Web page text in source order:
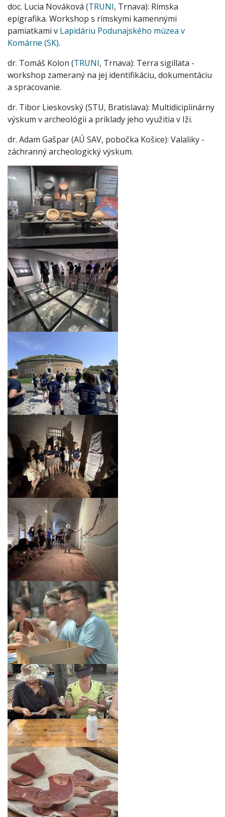
doc. Lucia Nováková (TRUNI, Trnava): Rímska
epigrafika. Workshop s rímskymi kamennými
pamiatkami v Lapidáriu Podunajského múzea v
Komárne (SK).
dr. Tomáš Kolon (TRUNI, Trnava): Terra sigillata -
workshop zameraný na jej identifikáciu, dokumentáciu
a spracovanie.
dr. Tibor Lieskovský (STU, Bratislava): Multidiciplinárny
výskum v archeológii a príklady jeho využitia v Iži.
dr. Adam Gašpar (AÚ SAV, pobočka Košice): Valaliky -
záchranný archeologický výskum.